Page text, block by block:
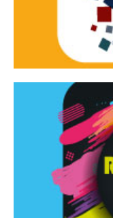
Rassegna di